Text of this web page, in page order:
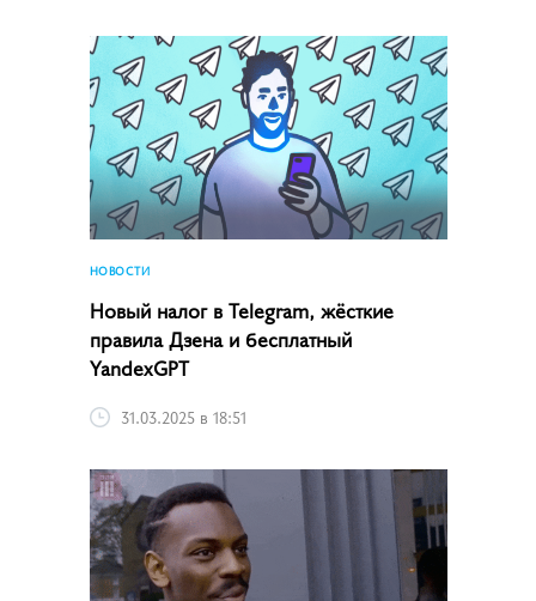
НОВОСТИ
Новый налог в Telegram, жёсткие
правила Дзена и бесплатный
YandexGPT
31.03.2025 в 18:51